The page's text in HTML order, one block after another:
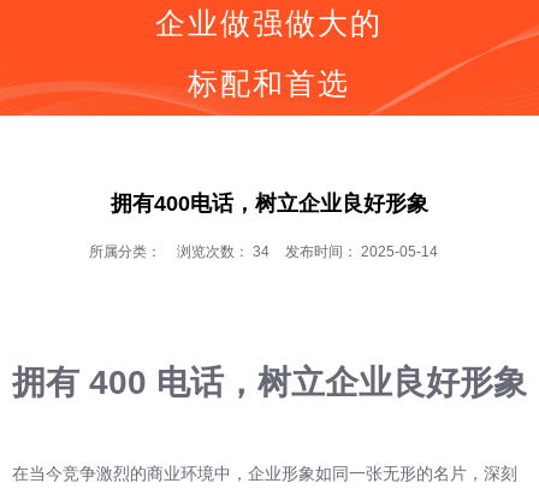
全国400电话受理中心
400号码呼叫中心平台技术服务商
同等价格，号码更好
全国400服务热线：
企业做强做大的
标配和首选
拥有400电话，树立企业良好形象
所属分类： 浏览次数： 34 发布时间： 2025-05-14
拥有 400 电话，树立企业良好形象
在当今竞争激烈的商业环境中，企业形象如同一张无形的名片，深刻